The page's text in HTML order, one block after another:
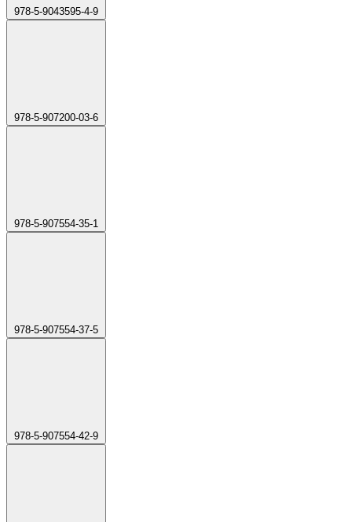
978-5-9043595-4-9
978-5-907200-03-6
978-5-907554-35-1
978-5-907554-37-5
978-5-907554-42-9